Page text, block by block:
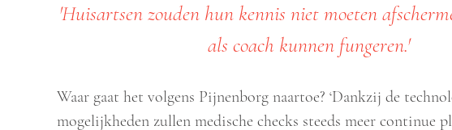
'Huisartsen zouden hun kennis niet moeten
als coach kunnen fungeren.'
Waar gaat het volgens Pijnenborg naartoe? ‘Dankzij de
mogelijkheden zullen medische checks steeds meer continue